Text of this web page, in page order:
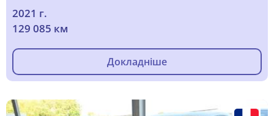
2021 г.
129 085 км
Докладніше